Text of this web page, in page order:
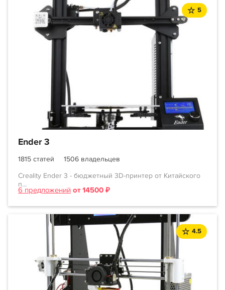
5
Ender 3
1815 статей
1506 владельцев
Creality Ender 3 - бюджетный 3D-принтер от Китайского
п...
6 предложений от 14500 ₽
4.5